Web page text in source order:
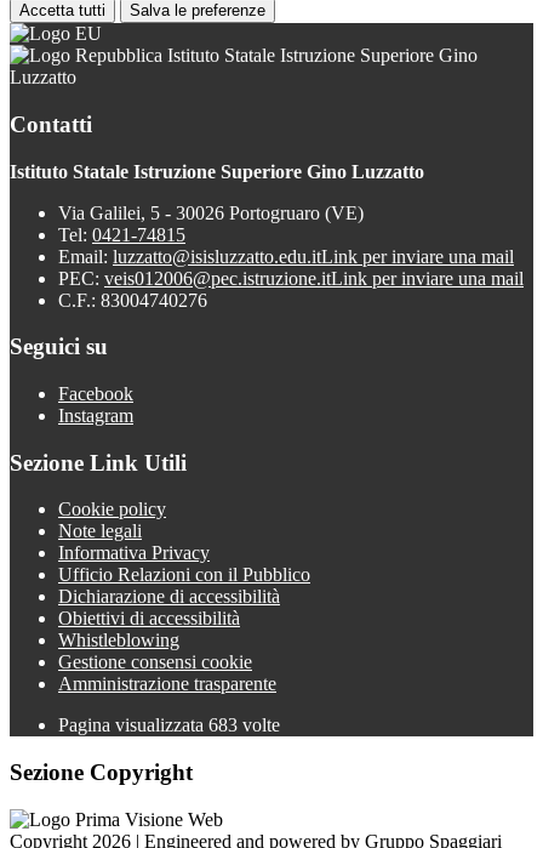
Accetta tutti Salva le preferenze
Istituto Statale Istruzione Superiore Gino
Luzzatto
Contatti
Istituto Statale Istruzione Superiore Gino Luzzatto
Via Galilei, 5 - 30026 Portogruaro (VE)
Tel: 0421-74815
Email: luzzatto@isisluzzatto.edu.itLink per inviare una mail
PEC: veis012006@pec.istruzione.itLink per inviare una mail
C.F.: 83004740276
Seguici su
Facebook
Instagram
Sezione Link Utili
Cookie policy
Note legali
Informativa Privacy
Ufficio Relazioni con il Pubblico
Dichiarazione di accessibilità
Obiettivi di accessibilità
Whistleblowing
Gestione consensi cookie
Amministrazione trasparente
Pagina visualizzata 683 volte
Sezione Copyright
Copyright 2026 | Engineered and powered by Gruppo Spaggiari